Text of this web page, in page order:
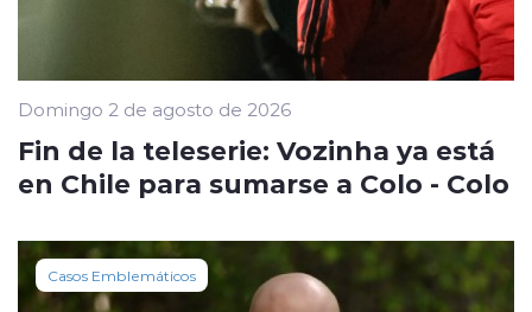
Domingo 2 de agosto de 2026
Fin de la teleserie: Vozinha ya está
en Chile para sumarse a Colo - Colo
Casos Emblemáticos